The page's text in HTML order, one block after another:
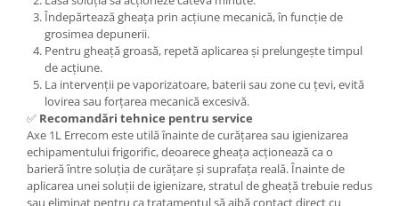
Îndepărtează gheața prin acțiune mecanică, în funcție de
grosimea depunerii.
Pentru gheață groasă, repetă aplicarea și prelungește timpul
de acțiune.
La intervenții pe vaporizatoare, baterii sau zone cu țevi, evită
lovirea sau forțarea mecanică excesivă.
✅ Recomandări tehnice pentru service
Axe 1L Errecom este utilă înainte de curățarea sau igienizarea
echipamentului frigorific, deoarece gheața acționează ca o
barieră între soluția de curățare și suprafața reală. Înainte de
aplicarea unei soluții de igienizare, stratul de gheață trebuie redus
sau eliminat pentru ca tratamentul să aibă contact direct cu